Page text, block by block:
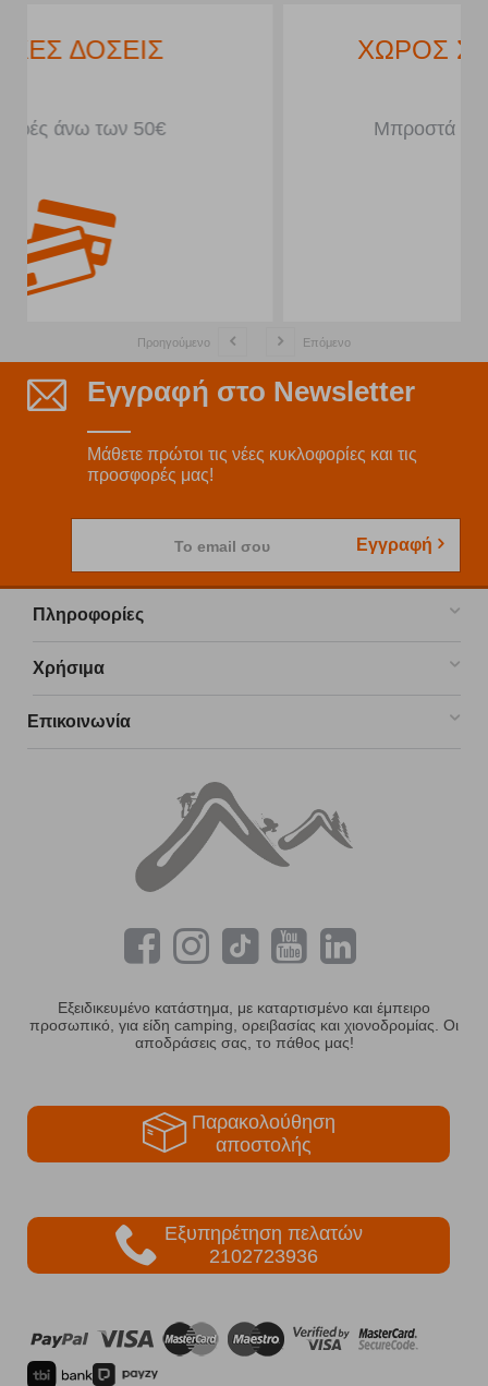
ΧΩΡΟΣ ΣΤΑΘΜΕΥΣΗΣ
Μπροστά από το κατάστημα
Προηγούμενο Επόμενο
Εγγραφή στο Newsletter
Μάθετε πρώτοι τις νέες κυκλοφορίες και τις
προσφορές μας!
Το email σου Εγγραφή
Πληροφορίες
Χρήσιμα
Επικοινωνία
Εξειδικευμένο κατάστημα, με καταρτισμένο και έμπειρο
προσωπικό, για είδη camping, ορειβασίας και χιονοδρομίας. Οι
αποδράσεις σας, το πάθος μας!
Παρακολούθηση
αποστολής
Εξυπηρέτηση πελατών
2102723936